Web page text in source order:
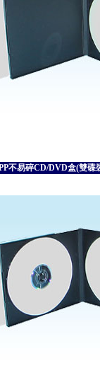
不易碎CD/DVD盒(雙碟